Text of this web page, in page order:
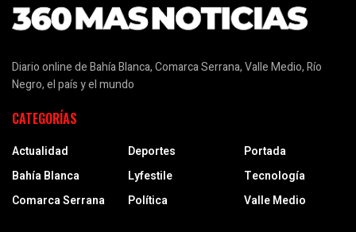
Diario online de Bahía Blanca, Comarca Serrana, Valle Medio, Río
Negro, el país y el mundo
CATEGORÍAS
Actualidad
Bahía Blanca
Comarca Serrana
Deportes
Lyfestile
Política
Portada
Tecnología
Valle Medio